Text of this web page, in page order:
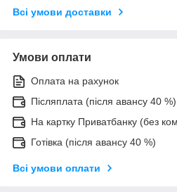
Всі умови доставки
Умови оплати
Оплата на рахунок
Післяплата (після авансу 40 %)
На картку Приватбанку (без
Готівка (після авансу 40 %)
Всі умови оплати